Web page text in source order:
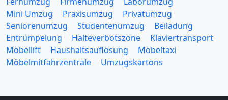
Mini Umzug
Praxisumzug
Privatumzug
Seniorenumzug
Studentenumzug
Beiladung
Entrümpelung
Halteverbotszone
Klaviertransport
Möbellift
Haushaltsauflösung
Möbeltaxi
Möbelmitfahrzentrale
Umzugskartons